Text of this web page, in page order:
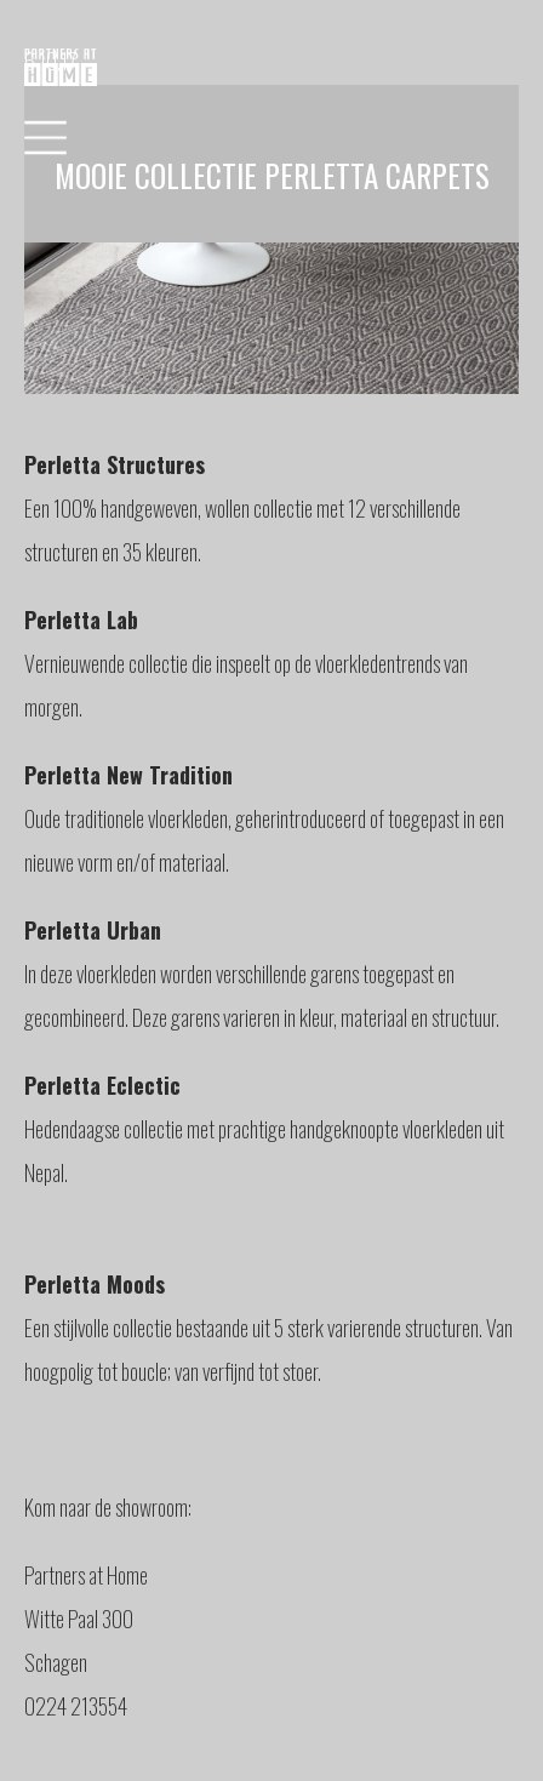
HOME
COLLECTIE
BEHANG
GLAS
BUITENZONWERING
& ACCESSOIRES
BUITENLEVEN
INTERIEURADVIES
INTERNATIONAAL
SPANJE
NIEUWS
TEAM
EEN
CONTACT
6.10.17
MOOIE COLLECTIE PERLETTA CARPETS
Perletta Structures
Een 100% handgeweven, wollen collectie met 12 verschillende
structuren en 35 kleuren.
Perletta Lab
Vernieuwende collectie die inspeelt op de vloerkledentrends van
morgen.
Perletta New Tradition
Oude traditionele vloerkleden, geherintroduceerd of toegepast in een
nieuwe vorm en/of materiaal.
Perletta Urban
In deze vloerkleden worden verschillende garens toegepast en
gecombineerd. Deze garens varieren in kleur, materiaal en structuur.
Perletta Eclectic
Hedendaagse collectie met prachtige handgeknoopte vloerkleden uit
Nepal.
Perletta Moods
Een stijlvolle collectie bestaande uit 5 sterk varierende structuren. Van
hoogpolig tot boucle; van verfijnd tot stoer.
Kom naar de showroom:
Partners at Home
Witte Paal 300
Schagen
0224 213554